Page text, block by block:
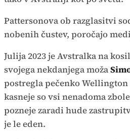
Pattersonova ob razglasitvi
nobenih čustev, poročajo
Julija 2023 je Avstralka na
svojega nekdanjega moža
postregla pečenko
kasneje so vsi nenadoma
pozneje zaradi hude
je le eden.